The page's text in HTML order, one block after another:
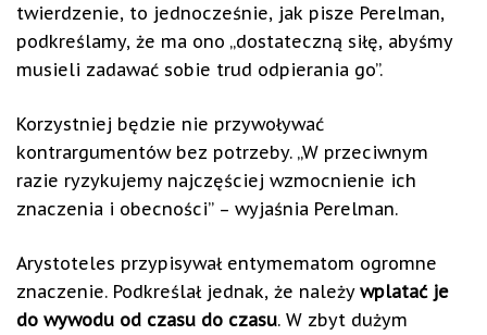
twierdzenie, to jednocześnie, jak pisze Perelman,
podkreślamy, że ma ono „dostateczną siłę, abyśmy
musieli zadawać sobie trud odpierania go”.
Korzystniej będzie nie przywoływać
kontrargumentów bez potrzeby. „W przeciwnym
razie ryzykujemy najczęściej wzmocnienie ich
znaczenia i obecności” – wyjaśnia Perelman.
Arystoteles przypisywał entymematom ogromne
znaczenie. Podkreślał jednak, że należy wplatać je
do wywodu od czasu do czasu. W zbyt dużym